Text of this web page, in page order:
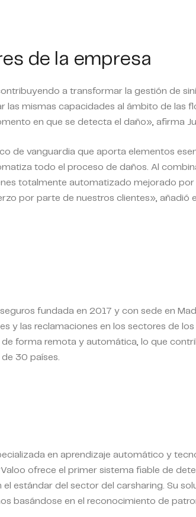
de la empresa
a transformar la gestión de
mismas capacidades al ámbito de las
en que se detecta el daño», afirma
de vanguardia que aporta elementos
todo el proceso de daños. Al
totalmente automatizado mejorado
por parte de nuestros clientes», añadió
fundada en 2017 y con sede en
y las reclamaciones en los sectores de
forma remota y automática, lo que
30 países.
en aprendizaje automático y
ofrece el primer sistema fiable de
estándar del sector del carsharing. Su
basándose en el reconocimiento de